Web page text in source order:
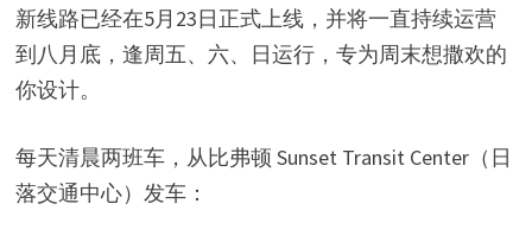
新线路已经在5月23日正式上线，并将一直持续运营
到八月底，逢周五、六、日运行，专为周末想撒欢的
你设计。
每天清晨两班车，从比弗顿 Sunset Transit Center（日
落交通中心）发车：